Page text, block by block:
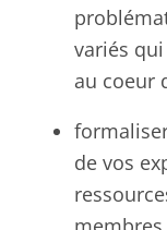
variés
au coeur
de vos